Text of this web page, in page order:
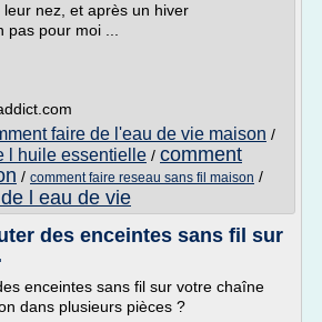
nez, et après un hiver
pour moi ...
faire de l'eau de vie maison /
l huile essentielle / comment
/ comment faire reseau sans fil maison /
l eau de vie
des enceintes sans fil sur
enceintes sans fil sur votre chaîne
dans plusieurs pièces ?